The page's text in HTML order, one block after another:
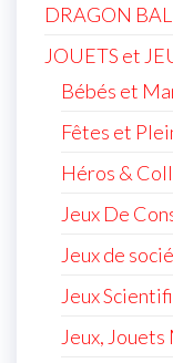
DRAGON
JOUETS et
Bébés et
Fêtes et
Héros &
Jeux De
Jeux de
Jeux
Jeux,